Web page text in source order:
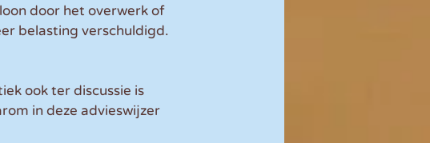
door het overwerk of
belasting verschuldigd.
ook ter discussie is
in deze advieswijzer